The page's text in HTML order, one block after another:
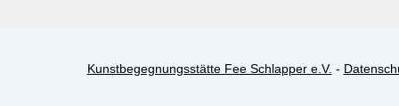
Kunstbegegnungsstätte Fee Schlapper e.V. -